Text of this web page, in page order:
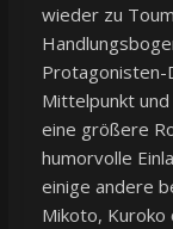
wieder zu
Protagonisten-
Mittelpunkt
eine größere
humorvolle
einige andere
Mikoto, Kuroko